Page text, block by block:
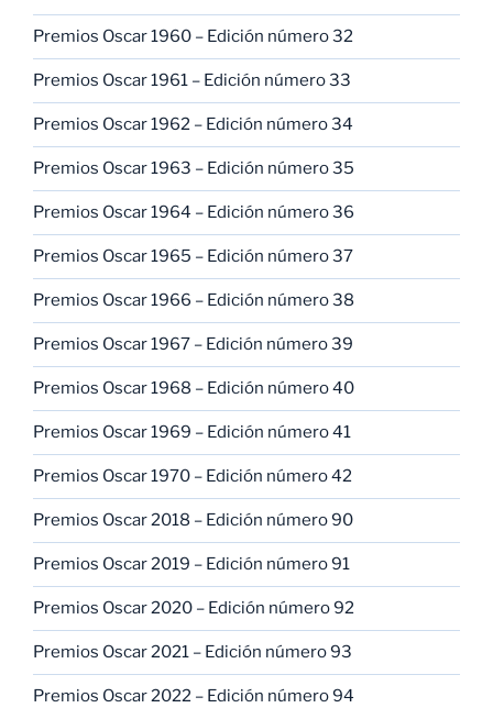
Premios Oscar 1960 – Edición número 32
Premios Oscar 1961 – Edición número 33
Premios Oscar 1962 – Edición número 34
Premios Oscar 1963 – Edición número 35
Premios Oscar 1964 – Edición número 36
Premios Oscar 1965 – Edición número 37
Premios Oscar 1966 – Edición número 38
Premios Oscar 1967 – Edición número 39
Premios Oscar 1968 – Edición número 40
Premios Oscar 1969 – Edición número 41
Premios Oscar 1970 – Edición número 42
Premios Oscar 2018 – Edición número 90
Premios Oscar 2019 – Edición número 91
Premios Oscar 2020 – Edición número 92
Premios Oscar 2021 – Edición número 93
Premios Oscar 2022 – Edición número 94